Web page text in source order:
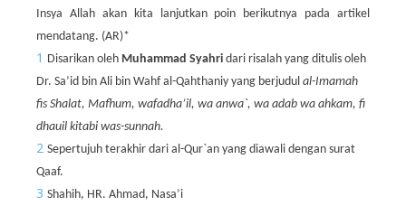
Insya Allah akan kita lanjutkan poin berikutnya pada artikel
mendatang. (AR)*
1 Disarikan oleh Muhammad Syahri dari risalah yang ditulis oleh
Dr. Sa’id bin Ali bin Wahf al-Qahthaniy yang berjudul al-Imamah
fis Shalat, Mafhum, wafadha’il, wa anwa`, wa adab wa ahkam, fi
dhauil kitabi was-sunnah.
2 Sepertujuh terakhir dari al-Qur`an yang diawali dengan surat
Qaaf.
3 Shahih, HR. Ahmad, Nasa’i